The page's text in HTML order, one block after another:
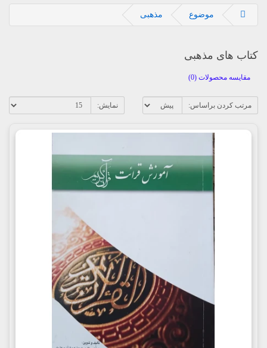
موضوع مذهبی
کتاب های مذهبی
مقایسه محصولات (0)
مرتب کردن براساس: نمایش: